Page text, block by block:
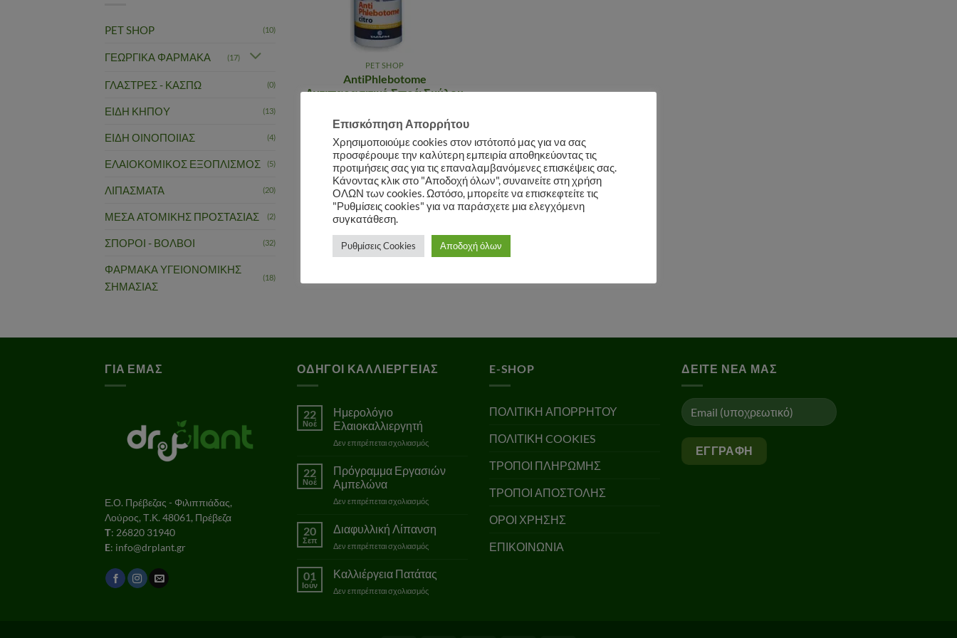
PET SHOP (10)
ΓΕΩΡΓΙΚΑ ΦΑΡΜΑΚΑ (17)
ΓΛΑΣΤΡΕΣ - ΚΑΣΠΩ (0)
ΕΙΔΗ ΚΗΠΟΥ (13)
ΕΙΔΗ ΟΙΝΟΠΟΙΙΑΣ (4)
ΕΛΑΙΟΚΟΜΙΚΟΣ ΕΞΟΠΛΙΣΜΟΣ (5)
ΛΙΠΑΣΜΑΤΑ (20)
ΜΕΣΑ ΑΤΟΜΙΚΗΣ ΠΡΟΣΤΑΣΙΑΣ (2)
ΣΠΟΡΟΙ - ΒΟΛΒΟΙ (32)
ΦΑΡΜΑΚΑ ΥΓΕΙΟΝΟΜΙΚΗΣ
ΣΗΜΑΣΙΑΣ
(18)
PET SHOP
AntiPhlebotome
Αντιπαρασιτικό Σπρέι Σκύλου
8,00€ (τιμή συμπεριλαμβάνει Φ.Π.Α.)
ΠΡΟΣΘΉΚΗ ΣΤΟ
ΚΑΛΆΘΙ
ΓΙΑ ΕΜΑΣ
Ε.Ο. Πρέβεζας - Φιλιππιάδας,
Λούρος, Τ.Κ. 48061, Πρέβεζα
Τ: 26820 31940
E: info@drplant.gr
ΟΔΗΓΟΙ ΚΑΛΛΙΕΡΓΕΙΑΣ
22
Νοέ
Ημερολόγιο
Ελαιοκαλλιεργητή
Δεν επιτρέπεται σχολιασμόςστο
Ελαιοκαλλιεργητή
22
Νοέ
Πρόγραμμα Εργασιών
Αμπελώνα
Δεν επιτρέπεται σχολιασμόςστο
Αμπελώνα
20
Σεπ
Διαφυλλική Λίπανση
Δεν επιτρέπεται σχολιασμόςστο
01
Ιούν
Καλλιέργεια Πατάτας
Δεν επιτρέπεται σχολιασμόςστο
E-SHOP
ΠΟΛΙΤΙΚΗ ΑΠΟΡΡΗΤΟΥ
ΠΟΛΙΤΙΚΗ COOKIES
ΤΡΟΠΟΙ ΠΛΗΡΩΜΗΣ
ΤΡΟΠΟΙ ΑΠΟΣΤΟΛΗΣ
ΟΡΟΙ ΧΡΗΣΗΣ
ΕΠΙΚΟΙΝΩΝΙΑ
ΔΕΊΤΕ ΝΈΑ ΜΑΣ
Επισκόπηση Απορρήτου
Χρησιμοποιούμε cookies στον ιστότοπό μας για να σας
προσφέρουμε την καλύτερη εμπειρία αποθηκεύοντας τις
προτιμήσεις σας για τις επαναλαμβανόμενες επισκέψεις σας.
Κάνοντας κλικ στο "Αποδοχή όλων", συναινείτε στη χρήση
ΟΛΩΝ των cookies. Ωστόσο, μπορείτε να επισκεφτείτε τις
"Ρυθμίσεις cookies" για να παράσχετε μια ελεγχόμενη
συγκατάθεση.
Ρυθμίσεις Cookies Αποδοχή όλων